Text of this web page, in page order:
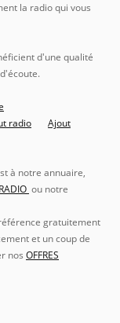
la radio qui vous
d'une qualité
radio
Ajout
à notre annuaire,
ou notre
gratuitement
et un coup de
nos OFFRES